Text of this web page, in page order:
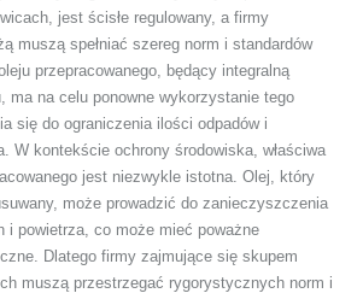
jest ścisłe regulowany, a firmy
muszą spełniać szereg norm i standardów
przepracowanego, będący integralną
ma na celu ponowne wykorzystanie tego
się do ograniczenia ilości odpadów i
W kontekście ochrony środowiska, właściwa
jest niezwykle istotna. Olej, który
może prowadzić do zanieczyszczenia
i powietrza, co może mieć poważne
Dlatego firmy zajmujące się skupem
muszą przestrzegać rygorystycznych norm i